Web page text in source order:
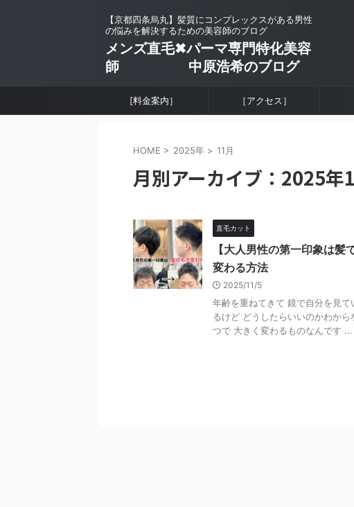
【京都四条烏丸】髪質にコンプレックスがある男性
の悩みを解決するための美容師のブログ
メンズ直毛✖︎パーマ専門特化美容
師 中原浩希のブログ
[料金案内］ ［アクセス］
HOME > 2025年 > 11月
月別アーカイブ：2025年
直毛カット
【大人男性の第一印象は
変わる方法
2025/11/5
年齢を重ねてきて 鏡で自分を見
るけど どうしたらいいのかわか
つで 大きく変わるものなんです ...